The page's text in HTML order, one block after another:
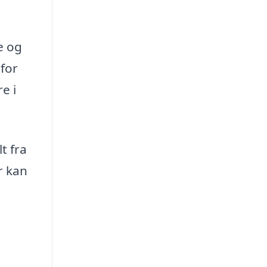
og
i
fra
kan